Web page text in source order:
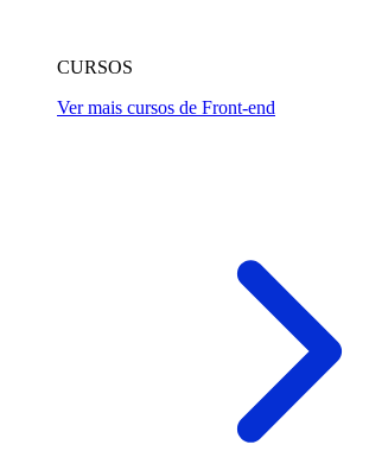
CURSOS
Ver mais cursos de Front-end